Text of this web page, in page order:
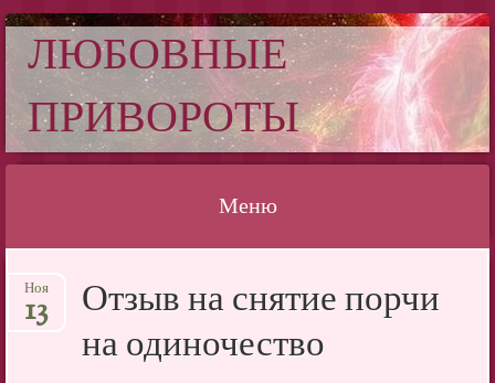
ЛЮБОВНЫЕ
ПРИВОРОТЫ
Меню
к
содержимомуОтзыв на снятие порчи
на одиночество
Ноя
13